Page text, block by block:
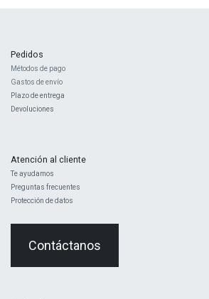
Pedidos
Métodos de pago
Gastos de envío
Plazo de entrega
Devoluciones
Atención al cliente
Te ayudamos
Preguntas frecuentes
Protección de datos
Contáctanos